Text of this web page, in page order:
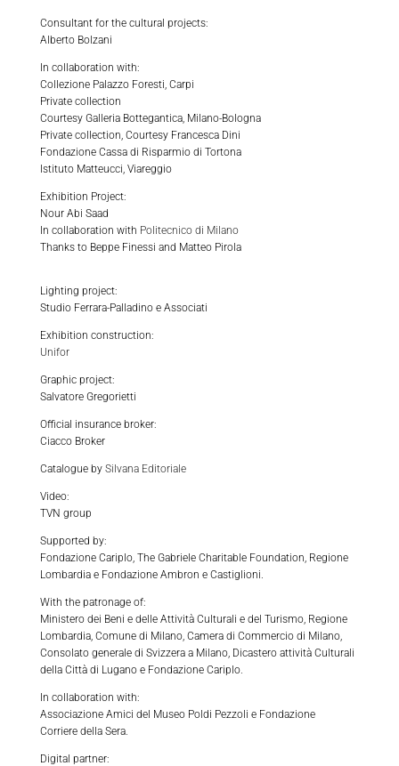
Consultant for the cultural projects:
Alberto Bolzani
In collaboration with:
Collezione Palazzo Foresti, Carpi
Private collection
Courtesy Galleria Bottegantica, Milano-Bologna
Private collection, Courtesy Francesca Dini
Fondazione Cassa di Risparmio di Tortona
Istituto Matteucci, Viareggio
Exhibition Project:
Nour Abi Saad
In collaboration with Politecnico di Milano
Thanks to Beppe Finessi and Matteo Pirola
Lighting project:
Studio Ferrara-Palladino e Associati
Exhibition construction:
Unifor
Graphic project:
Salvatore Gregorietti
Official insurance broker:
Ciacco Broker
Catalogue by Silvana Editoriale
Video:
TVN group
Supported by:
Fondazione Cariplo, The Gabriele Charitable Foundation, Regione
Lombardia e Fondazione Ambron e Castiglioni.
With the patronage of:
Ministero dei Beni e delle Attività Culturali e del Turismo, Regione
Lombardia, Comune di Milano, Camera di Commercio di Milano,
Consolato generale di Svizzera a Milano, Dicastero attività Culturali
della Città di Lugano e Fondazione Cariplo.
In collaboration with:
Associazione Amici del Museo Poldi Pezzoli e Fondazione
Corriere della Sera.
Digital partner: